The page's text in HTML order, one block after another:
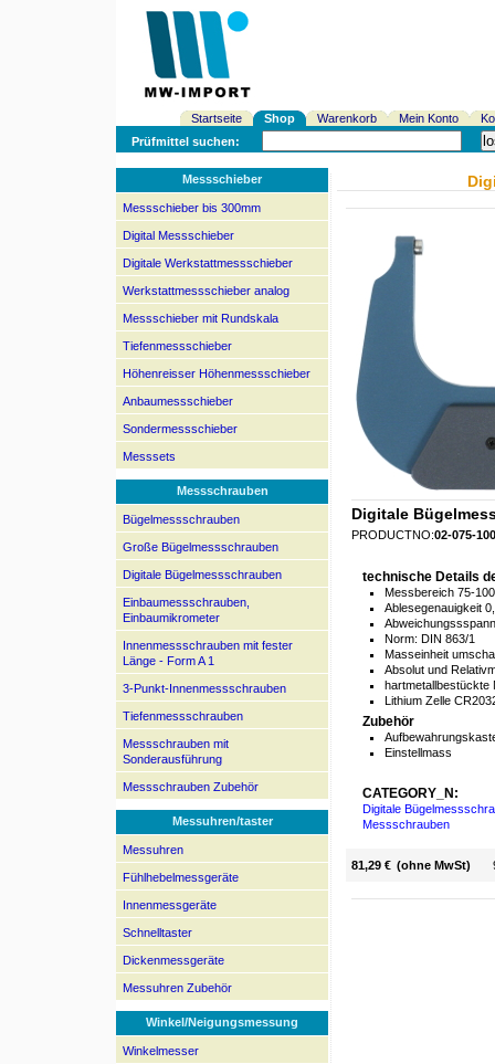
Startseite Shop Warenkorb Mein Konto
Prüfmittel suchen:
Messschieber
Messschieber bis 300mm
Digital Messschieber
Digitale Werkstattmessschieber
Werkstattmessschieber analog
Messschieber mit Rundskala
Tiefenmessschieber
Höhenreisser Höhenmessschieber
Anbaumessschieber
Sondermessschieber
Messsets
Messschrauben
Bügelmessschrauben
Große Bügelmessschrauben
Digitale Bügelmessschrauben
Einbaumessschrauben,
Einbaumikrometer
Innenmessschrauben mit fester
Länge - Form A 1
3-Punkt-Innenmessschrauben
Tiefenmessschrauben
Messschrauben mit
Sonderausführung
Messschrauben Zubehör
Messuhren/taster
Messuhren
Fühlhebelmessgeräte
Innenmessgeräte
Schnelltaster
Dickenmessgeräte
Messuhren Zubehör
Winkel/Neigungsmessung
Winkelmesser
Digitale
PRODUCTNO:02-075-
technische Details
Messbereich 75-
Ablesegenauigkeit
Norm: DIN 863/1
Masseinheit
Absolut und
hartmetallbestückte
Lithium Zelle
Zubehör
Einstellmass
CATEGORY_N:
Digitale
Messschrauben
81,29 € (ohne MwSt)